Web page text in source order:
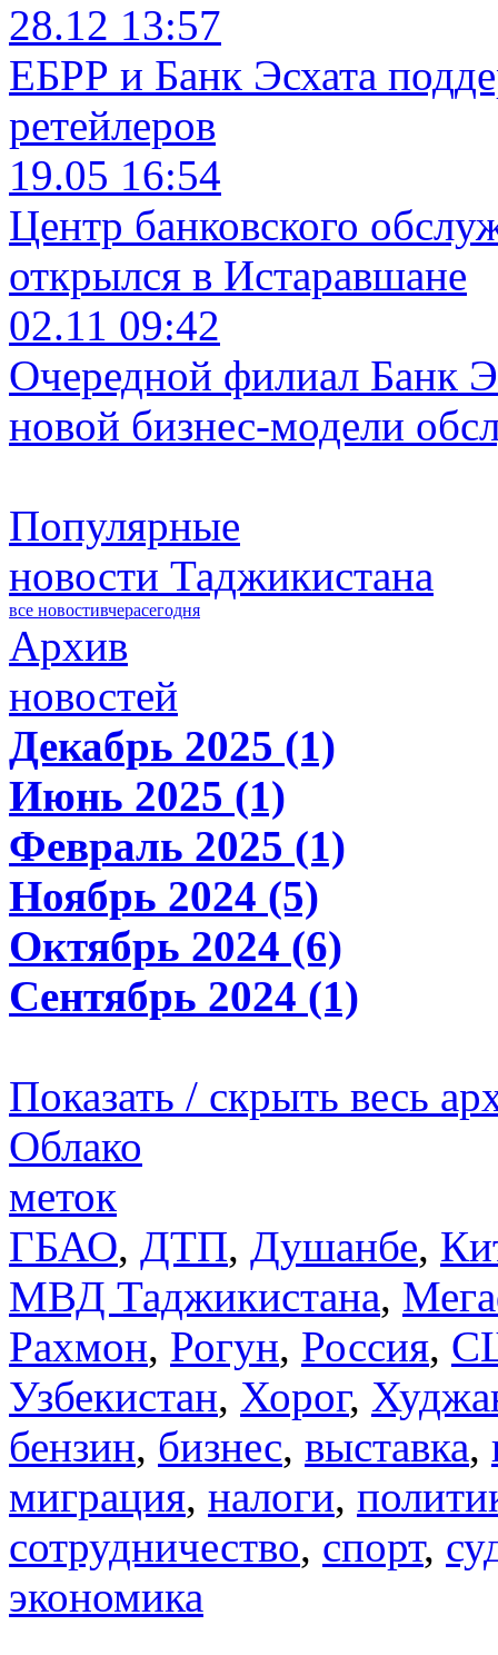
28.12 13:57
ЕБРР и Банк Эсхата
ретейлеров
19.05 16:54
Центр банковского
открылся в Истаравшане
02.11 09:42
Очередной филиал Банк
новой бизнес-модели
Популярные
новости Таджикистана
все новостивчерасегодня
Архив
новостей
Декабрь 2025 (1)
Июнь 2025 (1)
Февраль 2025 (1)
Ноябрь 2024 (5)
Октябрь 2024 (6)
Сентябрь 2024 (1)
Показать / скрыть весь
Облако
меток
ГБАО, ДТП, Душанбе,
МВД Таджикистана,
Рахмон, Рогун, Россия,
Узбекистан, Хорог,
бензин, бизнес, выставка,
миграция, налоги,
сотрудничество, спорт,
экономика